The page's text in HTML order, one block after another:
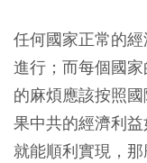
任何國家正常的
進行；而每個國
的麻煩應該按照
果中共的經濟利
就能順利實現，